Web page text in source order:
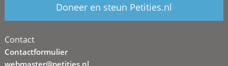
Doneer en steun Petities.nl
Contact
Contactformulier
webmaster@petities.nl